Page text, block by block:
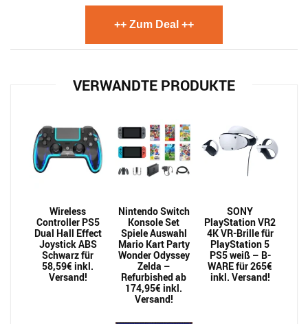
++ Zum Deal ++
VERWANDTE PRODUKTE
Wireless
Controller PS5
Dual Hall Effect
Joystick ABS
Schwarz für
58,59€ inkl.
Versand!
Nintendo Switch
Konsole Set
Spiele Auswahl
Mario Kart Party
Wonder Odyssey
Zelda –
Refurbished ab
174,95€ inkl.
Versand!
SONY
PlayStation VR2
4K VR-Brille für
PlayStation 5
PS5 weiß – B-
WARE für 265€
inkl. Versand!